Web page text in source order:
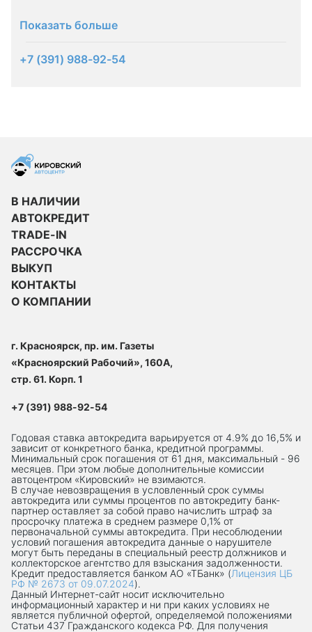
Показать больше
+7 (391) 988-92-54
В НАЛИЧИИ
АВТОКРЕДИТ
TRADE-IN
РАССРОЧКА
ВЫКУП
КОНТАКТЫ
О КОМПАНИИ
г. Красноярск, пр. им. Газеты
«Красноярский Рабочий», 160А,
стр. 61. Корп. 1
+7 (391) 988-92-54
Годовая ставка автокредита варьируется от 4.9% до 16,5% и
зависит от конкретного банка, кредитной программы.
Минимальный срок погашения от 61 дня, максимальный - 96
месяцев. При этом любые дополнительные комиссии
автоцентром «Кировский» не взимаются.
В случае невозвращения в условленный срок суммы
автокредита или суммы процентов по автокредиту банк-
партнер оставляет за собой право начислить штраф за
просрочку платежа в среднем размере 0,1% от
первоначальной суммы автокредита. При несоблюдении
условий погашения автокредита данные о нарушителе
могут быть переданы в специальный реестр должников и
коллекторское агентство для взыскания задолженности.
Кредит предоставляется банком АО «ТБанк» (Лицензия ЦБ
РФ № 2673 от 09.07.2024).
Данный Интернет-сaйт носит исключительно
информационный характер и ни при каких условиях не
является публичной офертой, определяемой положениями
Статьи 437 Гражданского кодекса РФ. Для получения